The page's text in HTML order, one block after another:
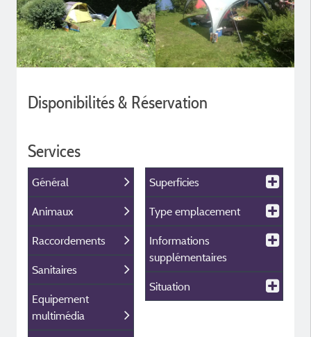
Disponibilités & Réservation
Services
Général
Animaux
Raccordements
Sanitaires
Equipement
multimédia
Superficies
Type emplacement
Informations
supplémentaires
Situation